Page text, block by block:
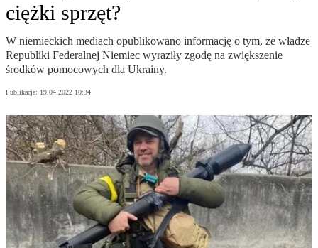
ciężki sprzęt?
W niemieckich mediach opublikowano informację o tym, że władze
Republiki Federalnej Niemiec wyraziły zgodę na zwiększenie
środków pomocowych dla Ukrainy.
Publikacja: 19.04.2022 10:34